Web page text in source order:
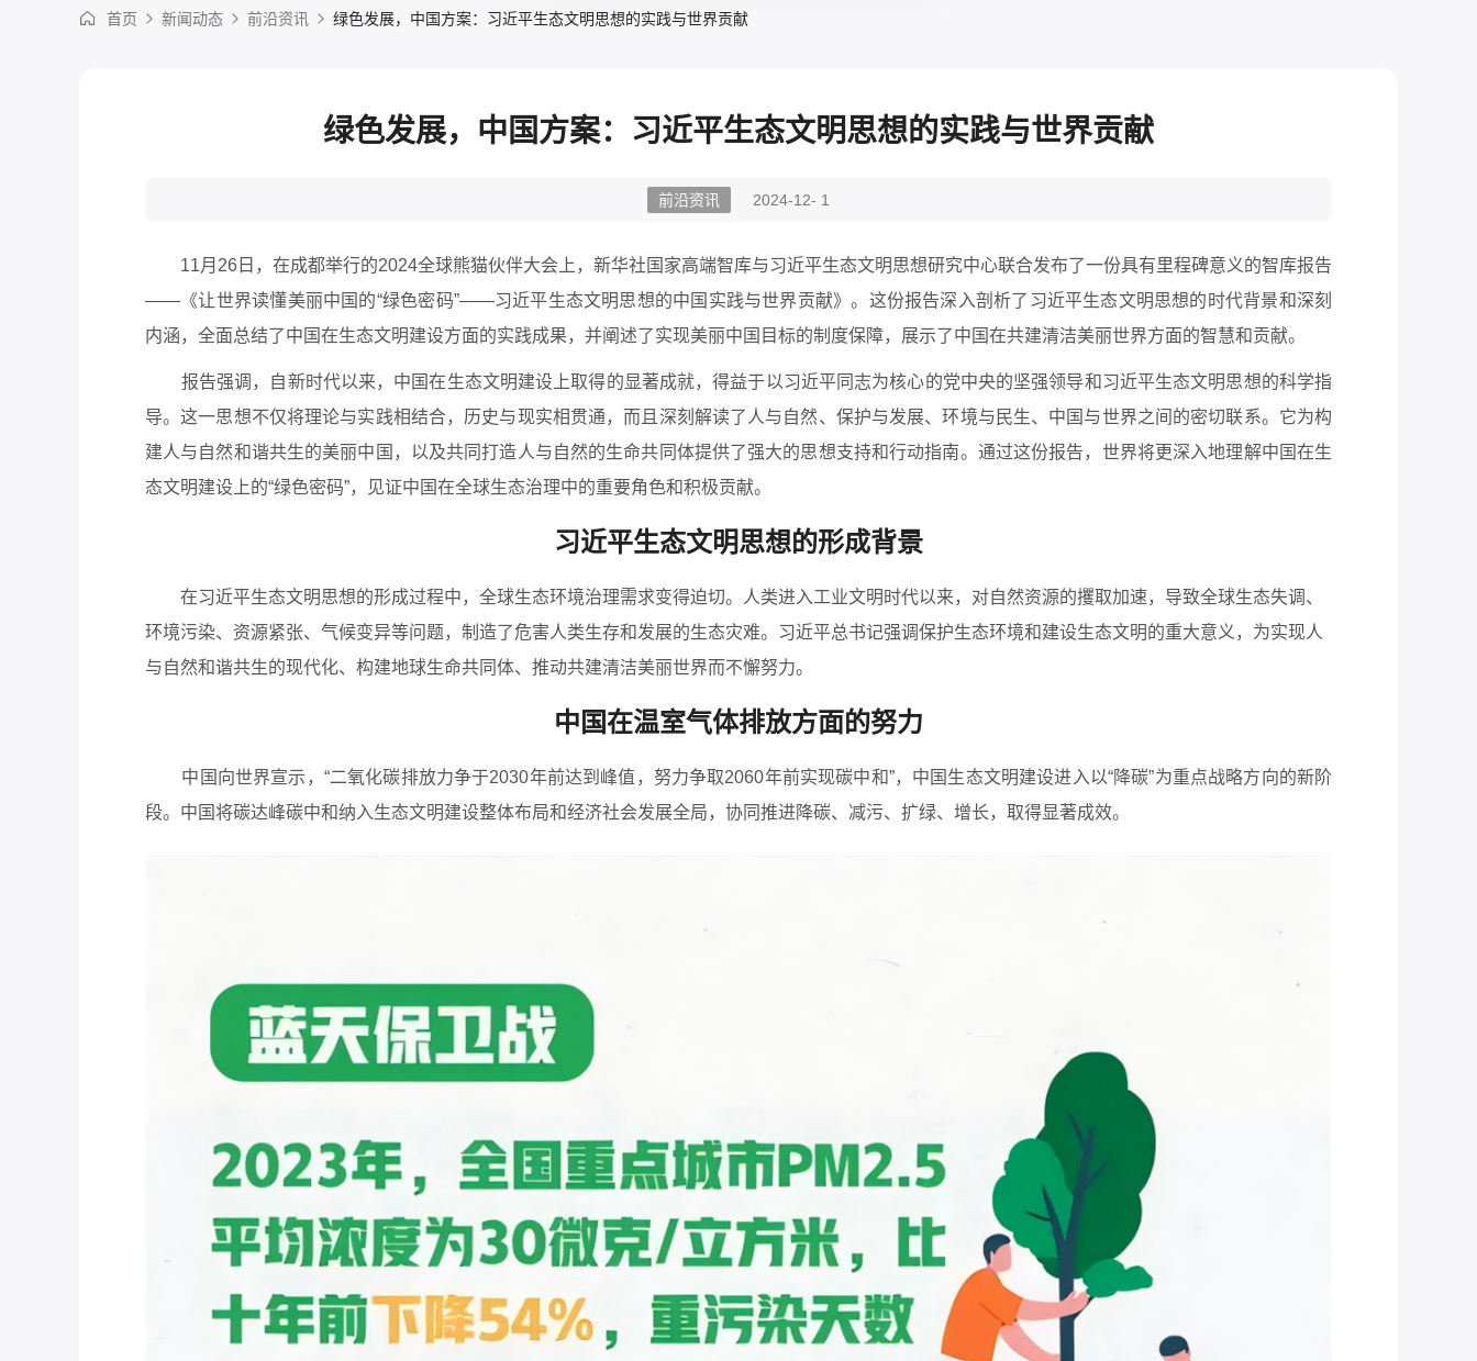
首页 新闻动态 前沿资讯 绿色发展，中国方案：习近平生态文明思想的实践与世界贡献
绿色发展，中国方案：习近平生态文明思想的实践与世界贡献
前沿资讯 2024-12- 1
11月26日，在成都举行的2024全球熊猫伙伴大会上，新华社国家高端智库与习近平生态文明思想研究中心联合发布了一份具有里程碑意义的智库报告
——《让世界读懂美丽中国的“绿色密码”——习近平生态文明思想的中国实践与世界贡献》。这份报告深入剖析了习近平生态文明思想的时代背景和深刻
内涵，全面总结了中国在生态文明建设方面的实践成果，并阐述了实现美丽中国目标的制度保障，展示了中国在共建清洁美丽世界方面的智慧和贡献。
报告强调，自新时代以来，中国在生态文明建设上取得的显著成就，得益于以习近平同志为核心的党中央的坚强领导和习近平生态文明思想的科学指
导。这一思想不仅将理论与实践相结合，历史与现实相贯通，而且深刻解读了人与自然、保护与发展、环境与民生、中国与世界之间的密切联系。它为构
建人与自然和谐共生的美丽中国，以及共同打造人与自然的生命共同体提供了强大的思想支持和行动指南。通过这份报告，世界将更深入地理解中国在生
态文明建设上的“绿色密码”，见证中国在全球生态治理中的重要角色和积极贡献。
习近平生态文明思想的形成背景
在习近平生态文明思想的形成过程中，全球生态环境治理需求变得迫切。人类进入工业文明时代以来，对自然资源的攫取加速，导致全球生态失调、
环境污染、资源紧张、气候变异等问题，制造了危害人类生存和发展的生态灾难。习近平总书记强调保护生态环境和建设生态文明的重大意义，为实现人
与自然和谐共生的现代化、构建地球生命共同体、推动共建清洁美丽世界而不懈努力。
中国在温室气体排放方面的努力
中国向世界宣示，“二氧化碳排放力争于2030年前达到峰值，努力争取2060年前实现碳中和”，中国生态文明建设进入以“降碳”为重点战略方向的新阶
段。中国将碳达峰碳中和纳入生态文明建设整体布局和经济社会发展全局，协同推进降碳、减污、扩绿、增长，取得显著成效。